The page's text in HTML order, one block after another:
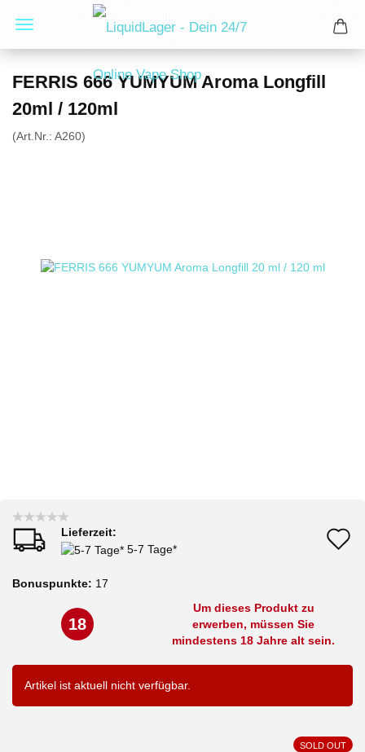
FERRIS 666 YUMYUM Aroma Longfill
20ml / 120ml
(Art.Nr.: A260)
Lieferzeit:
5-7 Tage*
Bonuspunkte: 17
18
Um dieses Produkt zu
erwerben, müssen Sie
mindestens 18 Jahre alt sein.
Artikel ist aktuell nicht verfügbar.
SOLD OUT